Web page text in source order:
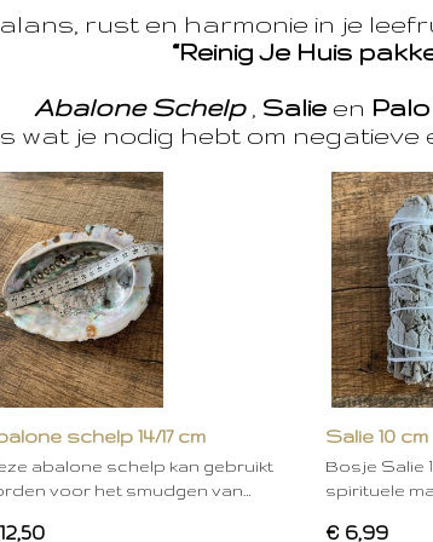
rust en harmonie in je
“Reinig Je Huis
Abalone Schelp, Salie en
wat je nodig hebt om negatieve
schelp 14/17 cm
abalone schelp kan gebruikt
voor het smudgen van…
Salie 10 cm
Bosje Salie
spirituele
€ 6,99